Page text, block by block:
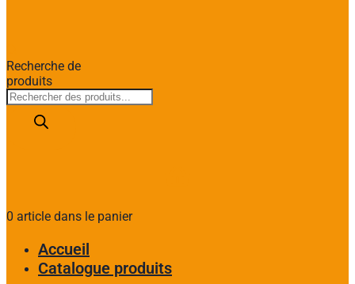
Recherche de
produits
0 article dans le panier
Accueil
Catalogue produits